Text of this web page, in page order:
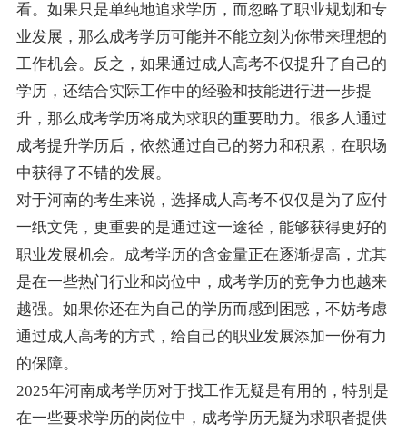
看。如果只是单纯地追求学历，而忽略了职业规划和专
业发展，那么成考学历可能并不能立刻为你带来理想的
工作机会。反之，如果通过成人高考不仅提升了自己的
学历，还结合实际工作中的经验和技能进行进一步提
升，那么成考学历将成为求职的重要助力。很多人通过
成考提升学历后，依然通过自己的努力和积累，在职场
中获得了不错的发展。
对于河南的考生来说，选择成人高考不仅仅是为了应付
一纸文凭，更重要的是通过这一途径，能够获得更好的
职业发展机会。成考学历的含金量正在逐渐提高，尤其
是在一些热门行业和岗位中，成考学历的竞争力也越来
越强。如果你还在为自己的学历而感到困惑，不妨考虑
通过成人高考的方式，给自己的职业发展添加一份有力
的保障。
2025年河南成考学历对于找工作无疑是有用的，特别是
在一些要求学历的岗位中，成考学历无疑为求职者提供